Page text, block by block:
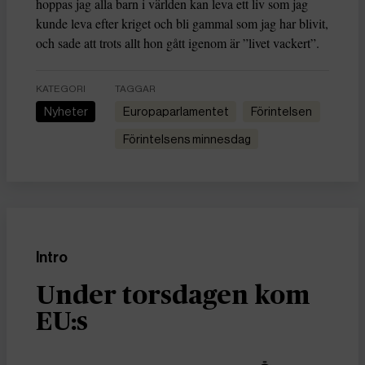
hoppas jag alla barn i världen kan leva ett liv som jag
kunde leva efter kriget och bli gammal som jag har blivit,
och sade att trots allt hon gått igenom är ”livet vackert”.
KATEGORI
Nyheter
TAGGAR
Europaparlamentet Förintelsen
Förintelsens minnesdag
Intro
Under torsdagen kom
EU:s